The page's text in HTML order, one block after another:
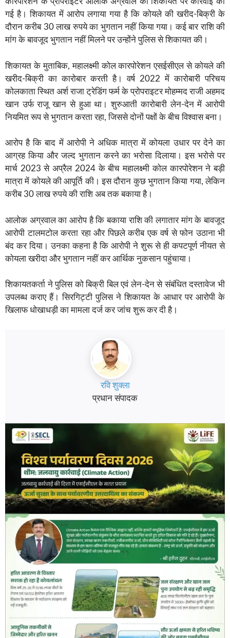
गई है। शिकायत में आरोप लगाया गया है कि कोयले की खरीद-बिक्री के
दौरान करीब 30 लाख रुपये का भुगतान नहीं किया गया। कई बार राशि की
मांग के बावजूद भुगतान नहीं मिलने पर उन्होंने पुलिस से शिकायत की।
शिकायत के मुताबिक, महालक्ष्मी कोल कारपोरेशन एसईसीएल से कोयले की
खरीद-बिक्री का कारोबार करती है। वर्ष 2022 में कारोबारी परिचय
कोलकाता स्थित अर्श राजा ट्रेडिंग फर्म के प्रोपराइटर मोहम्मद राजी अहमद
खान उर्फ राजू खान से हुआ था। शुरुआती कारोबारी लेन-देन में आरोपी
नियमित रूप से भुगतान करता रहा, जिससे दोनों पक्षों के बीच विश्वास बना।
आरोप है कि बाद में आरोपी ने अधिक मात्रा में कोयला उधार पर देने का
आग्रह किया और जल्द भुगतान करने का भरोसा दिलाया। इस भरोसे पर
मार्च 2023 से अप्रैल 2024 के बीच महालक्ष्मी कोल कारपोरेशन ने बड़ी
मात्रा में कोयले की आपूर्ति की। इस दौरान कुछ भुगतान किया गया, लेकिन
करीब 30 लाख रुपये की राशि अब तक बकाया है।
आलोक अग्रवाल का आरोप है कि बकाया राशि की लगातार मांग के बावजूद
आरोपी टालमटोल करता रहा और पिछले करीब एक वर्ष से फोन उठाना भी
बंद कर दिया। उनका कहना है कि आरोपी ने शुरू से ही कपटपूर्ण नीयत से
कोयला खरीदा और भुगतान नहीं कर आर्थिक नुकसान पहुंचाया।
शिकायतकर्ता ने पुलिस को बिक्री बिल एवं लेन-देन से संबंधित दस्तावेज भी
उपलब्ध कराए हैं। सिरगिट्टी पुलिस ने शिकायत के आधार पर आरोपी के
खिलाफ धोखाधड़ी का मामला दर्ज कर जांच शुरू कर दी है।
रवि शुक्ला
प्रधान संपादक